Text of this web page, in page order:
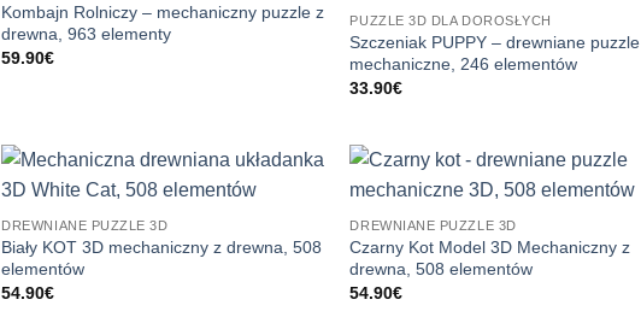
Kombajn Rolniczy – mechaniczny puzzle z
drewna, 963 elementy
59.90€
PUZZLE 3D DLA DOROSŁYCH
Szczeniak PUPPY – drewniane puzzle
mechaniczne, 246 elementów
33.90€
DREWNIANE PUZZLE 3D
Biały KOT 3D mechaniczny z drewna, 508
elementów
54.90€
DREWNIANE PUZZLE 3D
Czarny Kot Model 3D Mechaniczny z
drewna, 508 elementów
54.90€